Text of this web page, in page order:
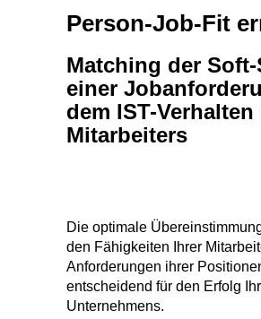
Person-Job-Fit
Matching der
einer
dem IST-Verhalten
Mitarbeiters
Die optimale
den Fähigkeiten Ihrer
Anforderungen ihrer
entscheidend für den Erfolg
Unternehmens.